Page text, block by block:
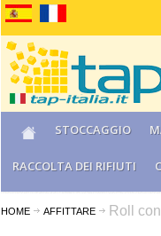
STOCCAGGIO
RACCOLTA DEI RIFIUTI
HOME AFFITTARE Roll